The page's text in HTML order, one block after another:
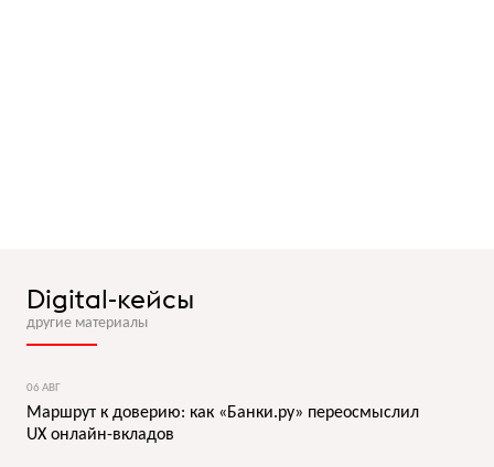
Digital-кейсы
другие материалы
06 АВГ
Маршрут к доверию: как «Банки.ру» переосмыслил
UX онлайн-вкладов